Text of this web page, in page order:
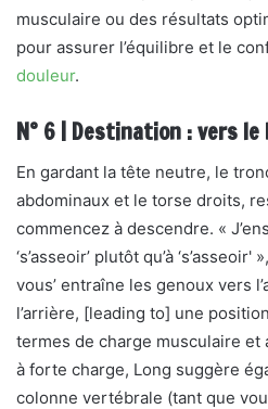
musculaire ou des résultats
pour assurer l’équilibre et le
douleur.
N° 6 | Destination : vers le
En gardant la tête neutre, le
abdominaux et le torse droits,
commencez à descendre. «
‘s’asseoir’ plutôt qu’à
vous’ entraîne les genoux vers
l’arrière, [leading to] une
termes de charge musculaire et
à forte charge, Long suggère
colonne vertébrale (tant que